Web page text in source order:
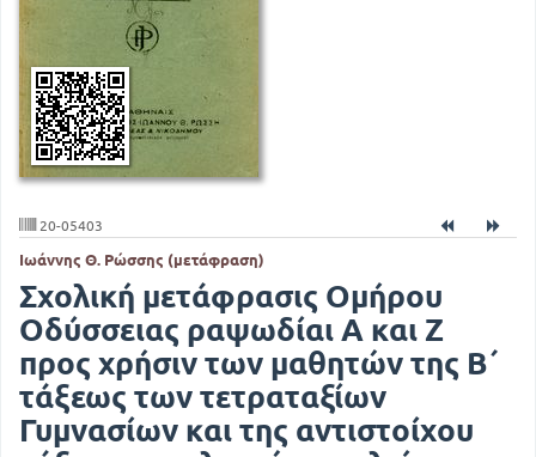
20-05403
Ιωάννης Θ. Ρώσσης (μετάφραση)
Σχολική μετάφρασις Ομήρου
Οδύσσειας ραψωδίαι Α και Ζ
προς χρήσιν των μαθητών της Β΄
τάξεως των τετραταξίων
Γυμνασίων και της αντιστοίχου